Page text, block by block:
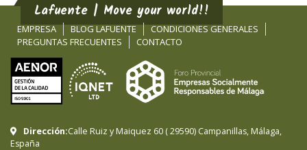
Lafuente | Move your world!!
EMPRESA BLOG LAFUENTE
CONDICIONES GENERALES
PREGUNTAS FRECUENTES
CONTACTO
Dirección:Calle Ruiz y Maiquez 60 (29590) Campanillas, Málaga,
España